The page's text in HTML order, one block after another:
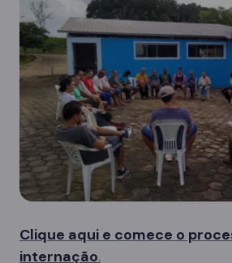
Clique aqui e comece o
internação.